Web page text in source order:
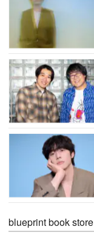
blueprint book store